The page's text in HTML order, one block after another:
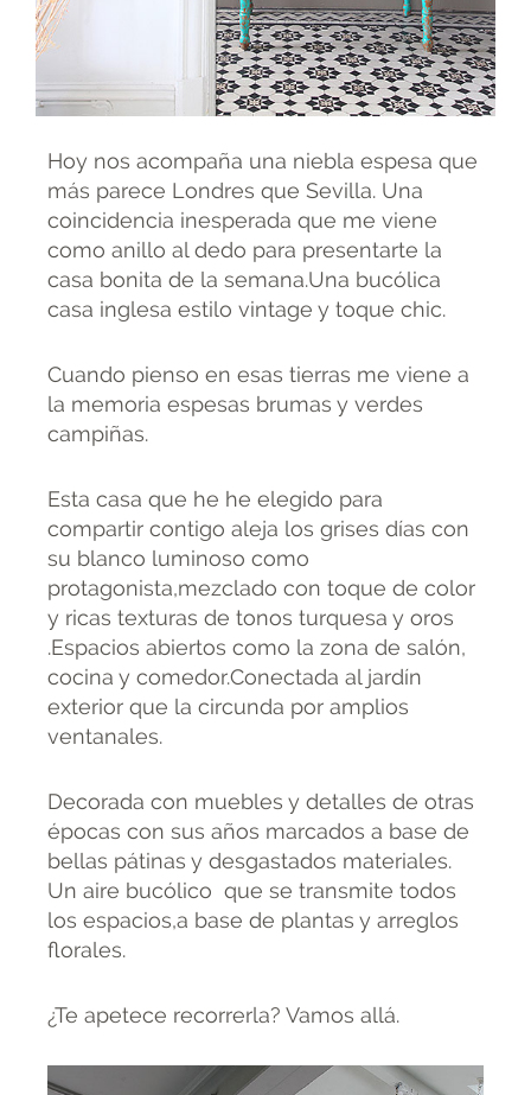
Hoy nos acompaña una niebla espesa que
más parece Londres que Sevilla. Una
coincidencia inesperada que me viene
como anillo al dedo para presentarte la
casa bonita de la semana.Una bucólica
casa inglesa estilo vintage y toque chic.
Cuando pienso en esas tierras me viene a
la memoria espesas brumas y verdes
campiñas.
Esta casa que he he elegido para
compartir contigo aleja los grises días con
su blanco luminoso como
protagonista,mezclado con toque de color
y ricas texturas de tonos turquesa y oros
.Espacios abiertos como la zona de salón,
cocina y comedor.Conectada al jardín
exterior que la circunda por amplios
ventanales.
Decorada con muebles y detalles de otras
épocas con sus años marcados a base de
bellas pátinas y desgastados materiales.
Un aire bucólico que se transmite todos
los espacios,a base de plantas y arreglos
florales.
¿Te apetece recorrerla? Vamos allá.